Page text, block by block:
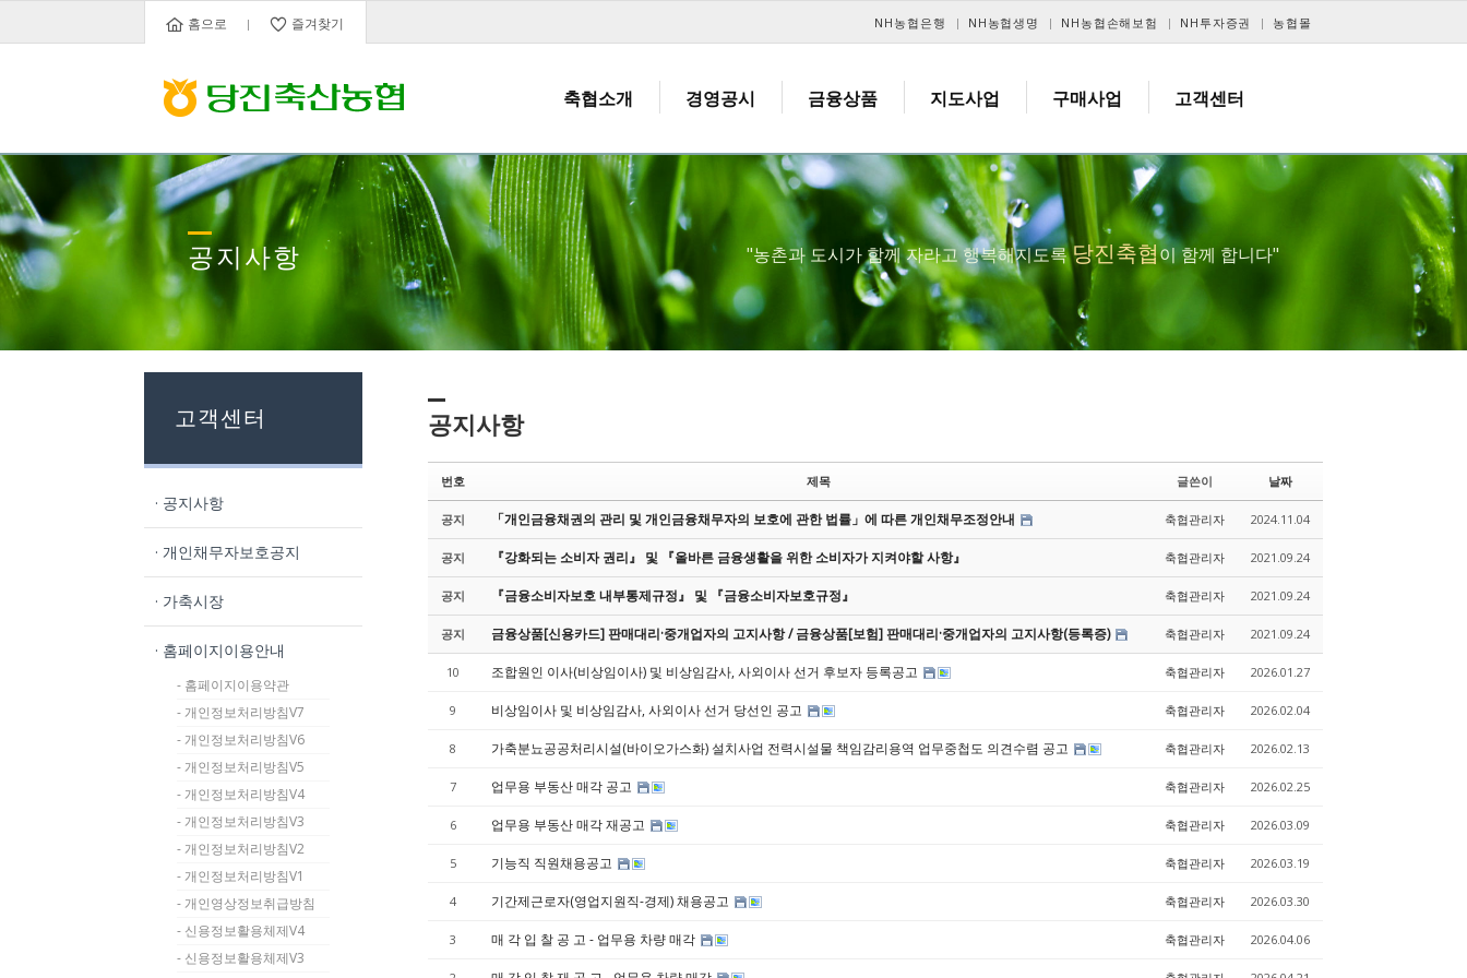
홈으로 즐겨찾기 NH농협은행 NH농협생명 NH농협손해보험 NH투자증권 농협몰
축협소개 경영공시 금융상품 지도사업 구매사업 고객센터
공지사항 "농촌과 도시가 함께 자라고 행복해지도록당진축협이 함께 합니다"
고객센터
· 공지사항
· 개인채무자보호공지
· 가축시장
· 홈페이지이용안내
- 홈페이지이용약관
- 개인정보처리방침V7
- 개인정보처리방침V6
- 개인정보처리방침V5
- 개인정보처리방침V4
- 개인정보처리방침V3
- 개인정보처리방침V2
- 개인정보처리방침V1
- 개인영상정보취급방침
- 신용정보활용체제V4
- 신용정보활용체제V3
공지사항
번호 제목 글쓴이 날짜
공지 「개인금융채권의 관리 및 개인금융채무자의 보호에 관한 법률」에 따른 개인채무조정안내 축협관리자 2024.11.04
공지 『강화되는 소비자 권리』 및 『올바른 금융생활을 위한 소비자가 지켜야할 사항』 축협관리자 2021.09.24
공지 『금융소비자보호 내부통제규정』 및 『금융소비자보호규정』 축협관리자 2021.09.24
공지 금융상품[신용카드] 판매대리·중개업자의 고지사항 / 금융상품[보험] 판매대리·중개업자의 고지사항(등록증) 축협관리자 2021.09.24
10 조합원인 이사(비상임이사) 및 비상임감사, 사외이사 선거 후보자 등록공고 축협관리자 2026.01.27
9 비상임이사 및 비상임감사, 사외이사 선거 당선인 공고 축협관리자 2026.02.04
8 가축분뇨공공처리시설(바이오가스화) 설치사업 전력시설물 책임감리용역 업무중첩도 의견수렴 공고 축협관리자 2026.02.13
7 업무용 부동산 매각 공고 축협관리자 2026.02.25
6 업무용 부동산 매각 재공고 축협관리자 2026.03.09
5 기능직 직원채용공고 축협관리자 2026.03.19
4 기간제근로자(영업지원직-경제) 채용공고 축협관리자 2026.03.30
3 매 각 입 찰 공 고 - 업무용 차량 매각 축협관리자 2026.04.06